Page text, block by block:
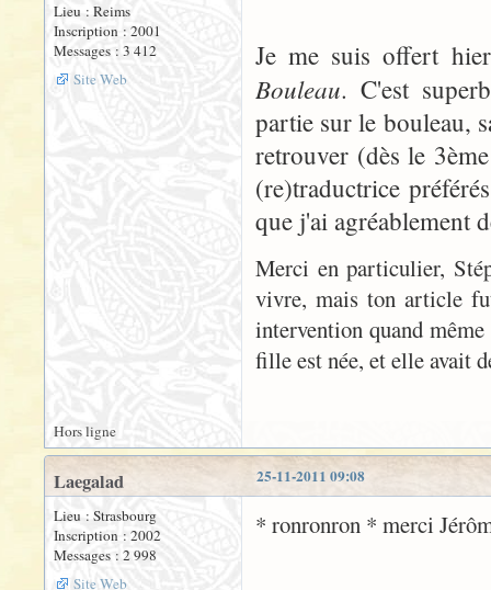
Lieu : Reims
Inscription : 2001
Messages : 3 412
Site Web
Je me suis offert
Bouleau. C'est
partie sur le bouleau,
retrouver (dès le
(re)traductrice
que j'ai agréablement
Merci en particulier,
vivre, mais ton article
intervention quand
fille est née, et elle avait
Hors ligne
25-11-2011 09:08
Laegalad
Lieu : Strasbourg
Inscription : 2002
Messages : 2 998
Site Web
* ronronron * merci